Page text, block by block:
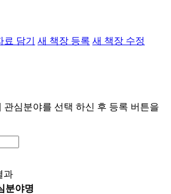
담기 새 책장 등록 새 책장 수정
관심분야를 선택 하신 후 등록 버튼을
과
분야명